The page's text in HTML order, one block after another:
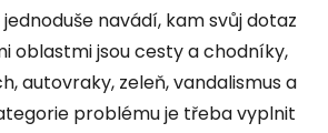
navádí, kam svůj dotaz
oblastmi jsou cesty a chodníky,
autovraky, zeleň, vandalismus a
problému je třeba vyplnit